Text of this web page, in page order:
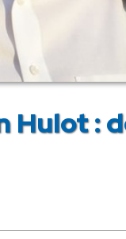
Hulot :